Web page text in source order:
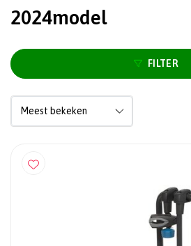
2024model
FILTER